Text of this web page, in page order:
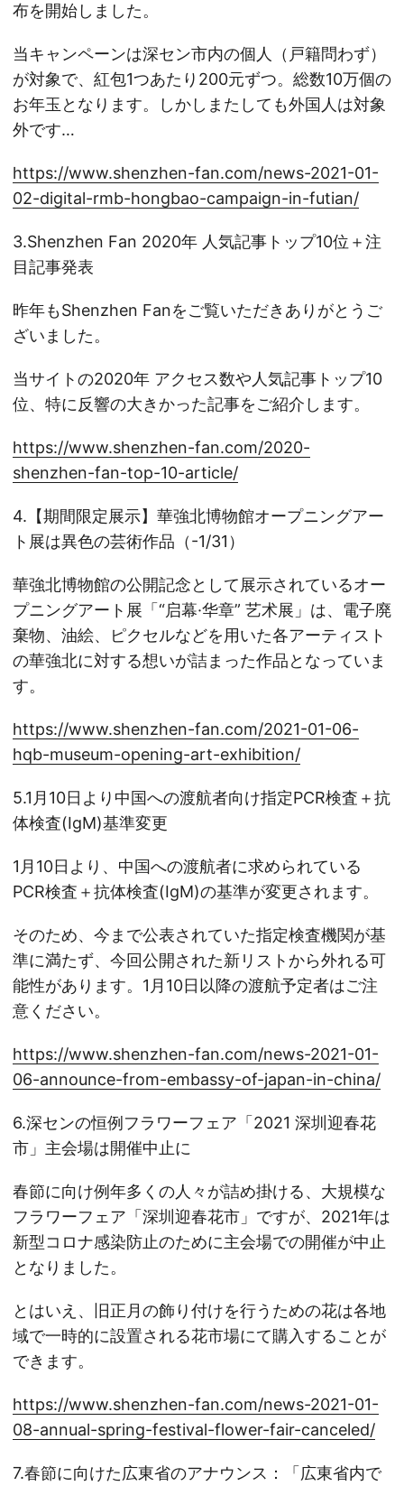
布を開始しました。
当キャンペーンは深セン市内の個人（戸籍問わず）
が対象で、紅包1つあたり200元ずつ。総数10万個の
お年玉となります。しかしまたしても外国人は対象
外です…
https://www.shenzhen-fan.com/news-2021-01-
02-digital-rmb-hongbao-campaign-in-futian/
3.Shenzhen Fan 2020年 人気記事トップ10位＋注
目記事発表
昨年もShenzhen Fanをご覧いただきありがとうご
ざいました。
当サイトの2020年 アクセス数や人気記事トップ10
位、特に反響の大きかった記事をご紹介します。
https://www.shenzhen-fan.com/2020-
shenzhen-fan-top-10-article/
4.【期間限定展示】華強北博物館オープニングアー
ト展は異色の芸術作品（-1/31）
華強北博物館の公開記念として展示されているオー
プニングアート展「“启幕·华章” 艺术展」は、電子廃
棄物、油絵、ピクセルなどを用いた各アーティスト
の華強北に対する想いが詰まった作品となっていま
す。
https://www.shenzhen-fan.com/2021-01-06-
hqb-museum-opening-art-exhibition/
5.1月10日より中国への渡航者向け指定PCR検査＋抗
体検査(IgM)基準変更
1月10日より、中国への渡航者に求められている
PCR検査＋抗体検査(IgM)の基準が変更されます。
そのため、今まで公表されていた指定検査機関が基
準に満たず、今回公開された新リストから外れる可
能性があります。1月10日以降の渡航予定者はご注
意ください。
https://www.shenzhen-fan.com/news-2021-01-
06-announce-from-embassy-of-japan-in-china/
6.深センの恒例フラワーフェア「2021 深圳迎春花
市」主会場は開催中止に
春節に向け例年多くの人々が詰め掛ける、大規模な
フラワーフェア「深圳迎春花市」ですが、2021年は
新型コロナ感染防止のために主会場での開催が中止
となりました。
とはいえ、旧正月の飾り付けを行うための花は各地
域で一時的に設置される花市場にて購入することが
できます。
https://www.shenzhen-fan.com/news-2021-01-
08-annual-spring-festival-flower-fair-canceled/
7.春節に向けた広東省のアナウンス：「広東省内で